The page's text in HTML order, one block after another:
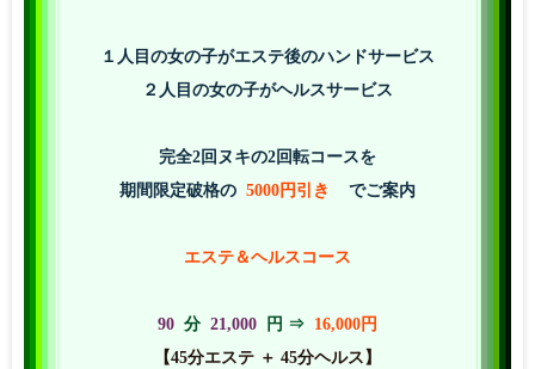
１人目の女の子がエステ後のハンドサービス
２人目の女の子がヘルスサービス
完全2回ヌキの2回転コースを
期間限定破格の 5000円引き でご案内
エステ＆ヘルスコース
90 分 21,000 円 ⇒ 16,000円
【45分エステ ＋ 45分ヘルス】